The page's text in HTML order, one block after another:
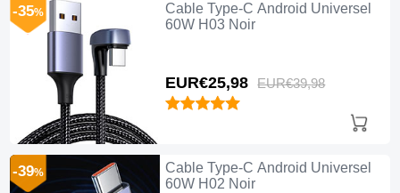
Cable Type-C Android Universel
60W H03 Noir
EUR€25,98 EUR€39,98
-35%
Cable Type-C Android Universel
60W H02 Noir
-39%